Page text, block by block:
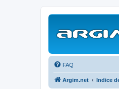
FAQ
Argim.net Indice